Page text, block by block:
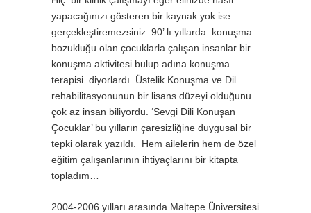
yapacağınızı gösteren bir kaynak yok ise
gerçekleştiremezsiniz. 90’ lı yıllarda konuşma
bozukluğu olan çocuklarla çalışan insanlar bir
konuşma aktivitesi bulup adına konuşma
terapisi diyorlardı. Üstelik Konuşma ve Dil
rehabilitasyonunun bir lisans düzeyi olduğunu
çok az insan biliyordu. ‘Sevgi Dili Konuşan
Çocuklar’ bu yılların çaresizliğine duygusal bir
tepki olarak yazıldı. Hem ailelerin hem de özel
eğitim çalışanlarının ihtiyaçlarını bir kitapta
topladım…
2004-2006 yılları arasında Maltepe Üniversitesi